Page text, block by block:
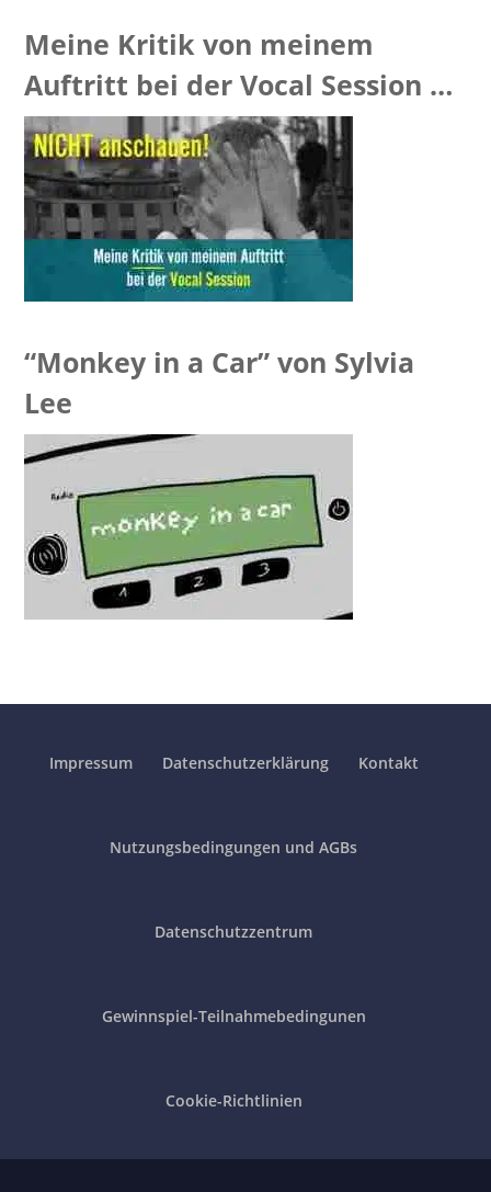
Meine Kritik von meinem
Auftritt bei der Vocal Session –
[VIDEO]
“Monkey in a Car” von Sylvia
Lee
Impressum Datenschutzerklärung Kontakt
Nutzungsbedingungen und AGBs
Datenschutzzentrum
Gewinnspiel-Teilnahmebedingunen
Cookie-Richtlinien